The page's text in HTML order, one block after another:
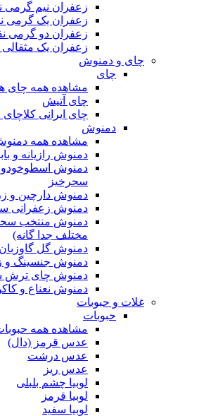
زعفران نیم گرمی
زعفران یک گرمی
زعفران دو گرمی
زعفران یک
چای و دمنوش
چای
مشاهده همه چای
چای آتیش
چای ایرانی کلاچای
دمنوش
مشاهده همه
دمنوش رازیانه و
دمنوش
سحرخیز
دمنوش دارچین و
دمنوش زعفرانی
دمنوش منتخب
مختلف جدا گانه)
دمنوش گل
دمنوش جنسینگ و
دمنوش چای ترش
دمنوش نعناع و
غلات و حبوبات
حبوبات
مشاهده همه
عدس قرمز (دال)
عدس درشت
عدس ریز
لوبیا چشم بلبلی
لوبیا قرمز
لوبیا سفید